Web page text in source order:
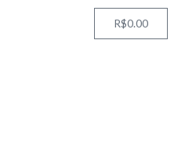
R$0.00Cart